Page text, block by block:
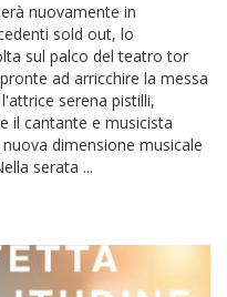
nuovamente in
sold out, lo
sul palco del teatro tor
ad arricchire la messa
serena pistilli,
il cantante e musicista
dimensione musicale
serata ...